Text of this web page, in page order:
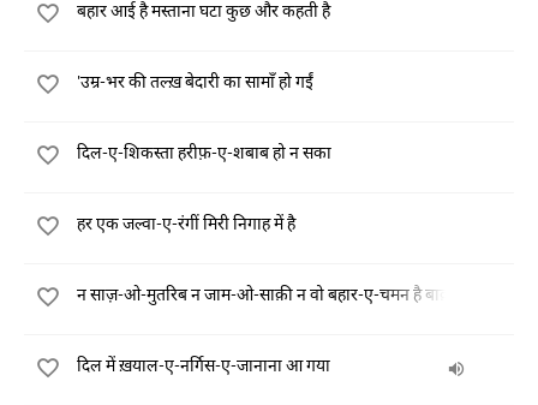
बहार आई है मस्ताना घटा कुछ और कहती है
'उम्र-भर की तल्ख़ बेदारी का सामाँ हो गईं
दिल-ए-शिकस्ता हरीफ़-ए-शबाब हो न सका
हर एक जल्वा-ए-रंगीं मिरी निगाह में है
न साज़-ओ-मुतरिब न जाम-ओ-साक़ी न वो बहार-ए-चमन है बाक़ी
दिल में ख़याल-ए-नर्गिस-ए-जानाना आ गया